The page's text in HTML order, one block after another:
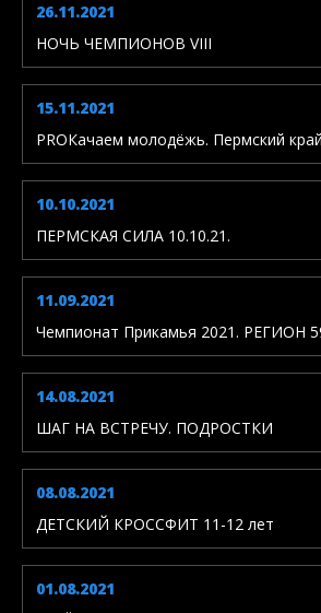
26.11.2021
НОЧЬ ЧЕМПИОНОВ VIII
15.11.2021
PROКачаем молодёжь. Пермский край
10.10.2021
ПЕРМСКАЯ СИЛА 10.10.21.
11.09.2021
Чемпионат Прикамья 2021. РЕГИОН
14.08.2021
ШАГ НА ВСТРЕЧУ. ПОДРОСТКИ
08.08.2021
ДЕТСКИЙ КРОССФИТ 11-12 лет
01.08.2021